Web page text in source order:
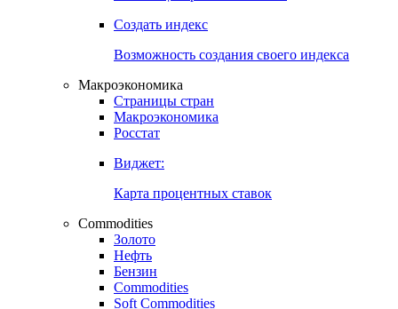
Курсы валют Центральных Банков
Ставки центральных банков
Создать индекс
Возможность создания своего индекса
Страницы стран
Росстат
Виджет:
Карта процентных ставок
Commodities
Золото